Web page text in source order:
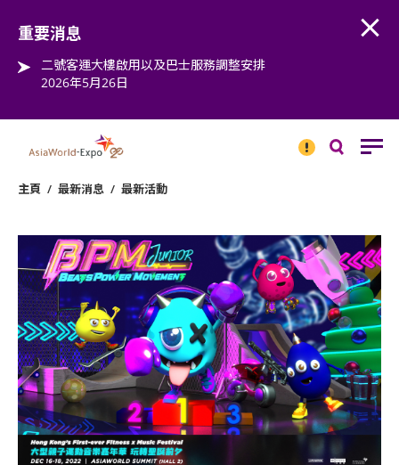
重要消息
二號客運大樓啟用以及巴士服務調整安排
2026年5月26日
消息
主頁 / 最新消息 / 最新活動